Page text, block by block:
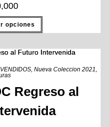
opciones
, Nueva Coleccion 2021,
Regreso al